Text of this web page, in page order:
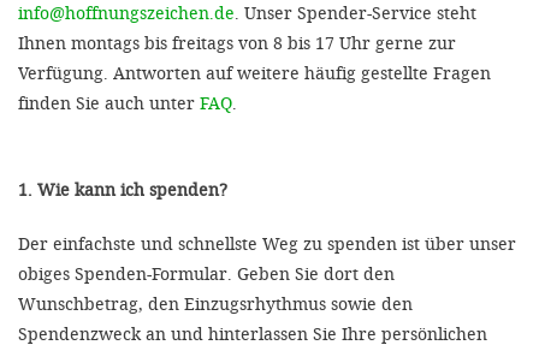
info@hoffnungszeichen.de. Unser Spender-Service steht
Ihnen montags bis freitags von 8 bis 17 Uhr gerne zur
Verfügung. Antworten auf weitere häufig gestellte Fragen
finden Sie auch unter FAQ.
1. Wie kann ich spenden?
Der einfachste und schnellste Weg zu spenden ist über unser
obiges Spenden-Formular. Geben Sie dort den
Wunschbetrag, den Einzugsrhythmus sowie den
Spendenzweck an und hinterlassen Sie Ihre persönlichen